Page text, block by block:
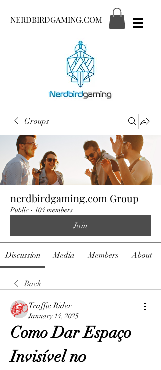
NERDBIRDGAMING.COM
Groups
nerdbirdgaming.com Group
Public · 104 members
Join
Discussion Media Members About
Back
Traffic Rider
January 14, 2025
Como Dar Espaço
Invisível no